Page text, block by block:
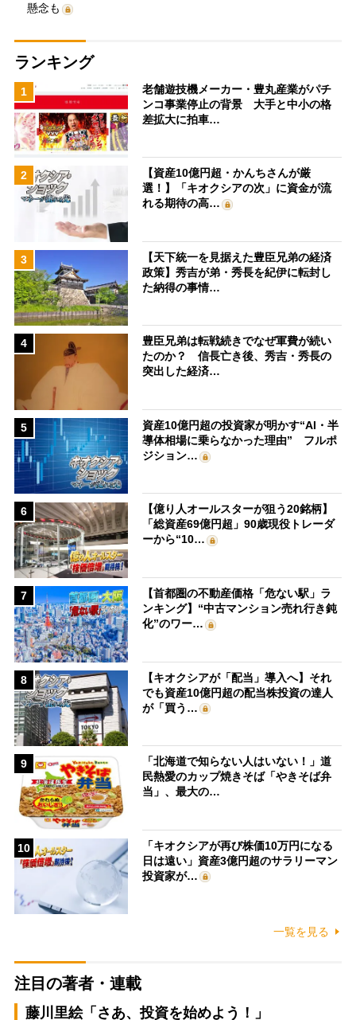
懸念も
ランキング
1
老舗遊技機メーカー・豊丸産業がパチ
ンコ事業停止の背景 大手と中小の格
差拡大に拍車…
2
【資産10億円超・かんちさんが厳
選！】「キオクシアの次」に資金が流
れる期待の高…
3
【天下統一を見据えた豊臣兄弟の経済
政策】秀吉が弟・秀長を紀伊に転封し
た納得の事情…
4
豊臣兄弟は転戦続きでなぜ軍費が続い
たのか？ 信長亡き後、秀吉・秀長の
突出した経済…
5
資産10億円超の投資家が明かす“AI・半
導体相場に乗らなかった理由” フルポ
ジション…
6
【億り人オールスターが狙う20銘柄】
「総資産69億円超」90歳現役トレーダ
ーから“10…
7
【首都圏の不動産価格「危ない駅」ラ
ンキング】“中古マンション売れ行き鈍
化”のワー…
8
【キオクシアが「配当」導入へ】それ
でも資産10億円超の配当株投資の達人
が「買う…
9
「北海道で知らない人はいない！」道
民熱愛のカップ焼きそば「やきそば弁
当」、最大の…
10
「キオクシアが再び株価10万円になる
日は遠い」資産3億円超のサラリーマン
投資家が…
一覧を見る
注目の著者・連載
藤川里絵「さあ、投資を始めよう！」